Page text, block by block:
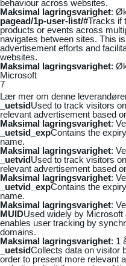
behaviour across websites.
Maksimal lagringsvarighet:
pagead/1p-user-list/#Tracks if
products or events across
navigates between sites. This
advertisement efforts and
websites.
Maksimal lagringsvarighet:
Microsoft
7
Lær mer om denne
_uetsidUsed to track visitors
relevant advertisement based
Maksimal lagringsvarighet:
_uetsid_expContains the
name.
Maksimal lagringsvarighet:
_uetvidUsed to track visitors
relevant advertisement based
Maksimal lagringsvarighet:
_uetvid_expContains the
name.
Maksimal lagringsvarighet:
MUIDUsed widely by
enables user tracking by
domains.
Maksimal lagringsvarighet: 1
_uetsidCollects data on visitor
order to present more relevant